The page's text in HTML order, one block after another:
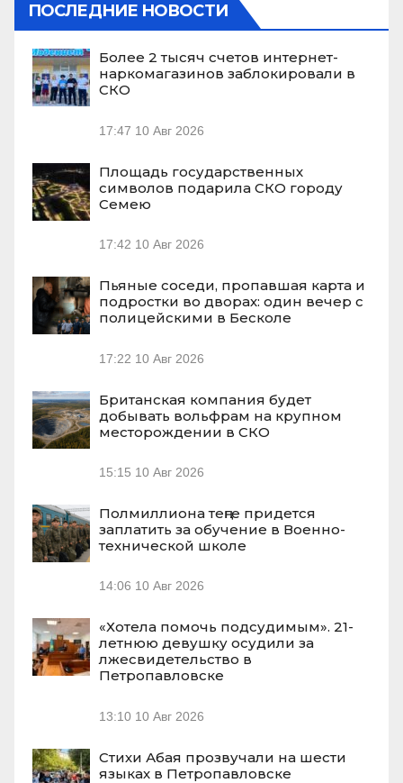
ПОСЛЕДНИЕ НОВОСТИ
Более 2 тысяч счетов интернет-
наркомагазинов заблокировали в
СКО
17:47 10 Авг 2026
Площадь государственных
символов подарила СКО городу
Семею
17:42 10 Авг 2026
Пьяные соседи, пропавшая карта и
подростки во дворах: один вечер с
полицейскими в Бесколе
17:22 10 Авг 2026
Британская компания будет
добывать вольфрам на крупном
месторождении в СКО
15:15 10 Авг 2026
Полмиллиона теңге придется
заплатить за обучение в Военно-
технической школе
14:06 10 Авг 2026
«Хотела помочь подсудимым». 21-
летнюю девушку осудили за
лжесвидетельство в
Петропавловске
13:10 10 Авг 2026
Стихи Абая прозвучали на шести
языках в Петропавловске